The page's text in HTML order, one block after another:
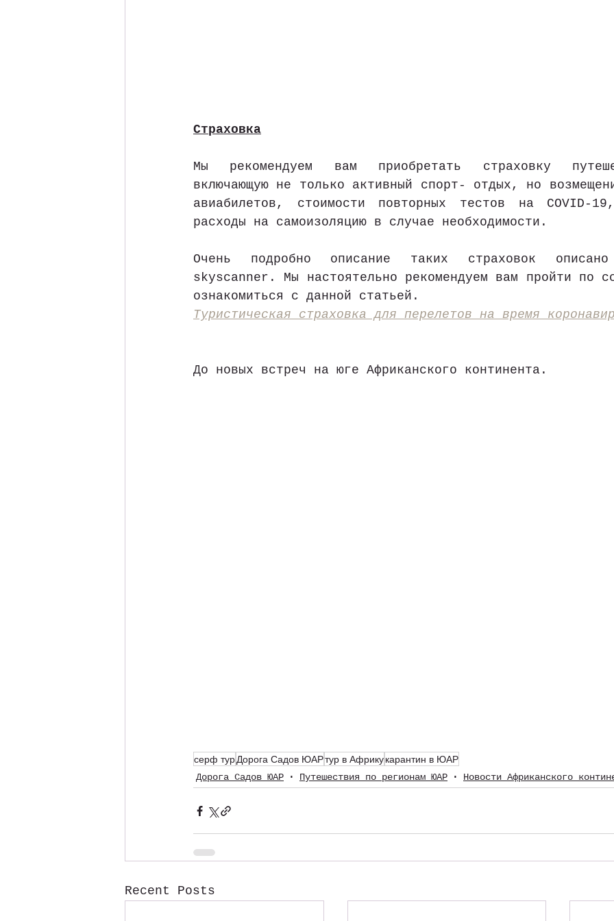
Страховка
Мы рекомендуем вам приобретать страховку
включающую не только активный спорт- отдых, но
авиабилетов, стоимости повторных тестов на
расходы на самоизоляцию в случае необходимости.
Очень подробно описание таких страховок
skyscanner. Мы настоятельно рекомендуем вам пройти по
ознакомиться с данной статьей.
Туристическая страховка для перелетов на время
До новых встреч на юге Африканского континента.
серф турДорога Садов ЮАРтур в Африкукарантин в ЮАР
Дорога Садов ЮАР Путешествия по регионам ЮАР Новости Африканского
Recent Posts